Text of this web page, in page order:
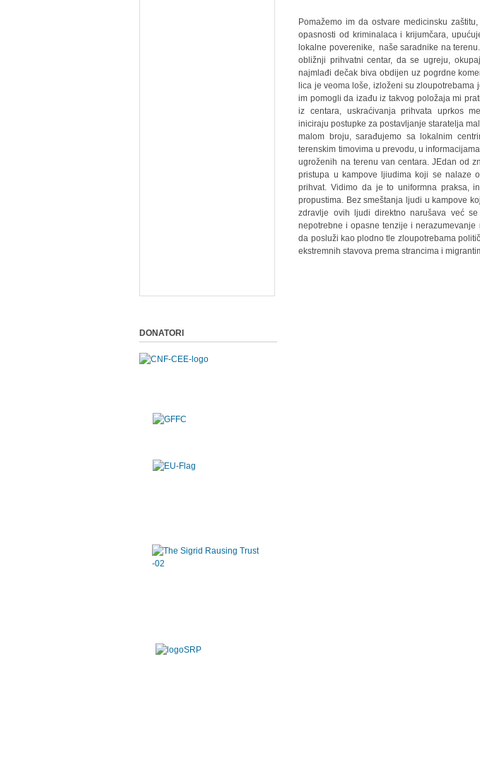
Pomažemo im da ostvare medicinsku
opasnosti od kriminalaca i krijumčara,
lokalne poverenike, naše saradnike na
obližnji prihvatni centar, da se ugreju,
najmlađi dečak biva obdijen uz pogrdne
lica je veoma loše, izloženi su
im pomogli da izađu iz takvog položaja mi
iz centara, uskraćivanja prihvata uprkos
iniciraju postupke za postavljanje staratelja
malom broju, sarađujemo sa lokalnim
terenskim timovima u prevodu, u
ugroženih na terenu van centara. JEdan od
pristupa u kampove ljiudima koji se nalaze
prihvat. Vidimo da je to uniformna praksa,
propustima. Bez smeštanja ljudi u kampove
zdravlje ovih ljudi direktno narušava već
nepotrebne i opasne tenzije i
da posluži kao plodno tle zloupotrebama
ekstremnih stavova prema strancima i
DONATORI